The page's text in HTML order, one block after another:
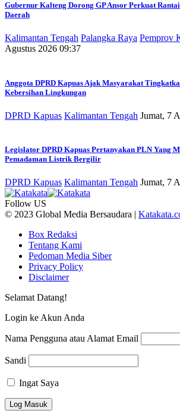
Gubernur Kalteng Dorong GP Ansor Perkuat
Daerah
Kalimantan Tengah Palangka Raya Pemprov
Agustus 2026 09:37
Anggota DPRD Kapuas Ajak Masyarakat
Kebersihan Lingkungan
DPRD Kapuas Kalimantan Tengah Jumat, 7
Legislator DPRD Kapuas Pertanyakan PLN Yang
Pemadaman Listrik Bergilir
DPRD Kapuas Kalimantan Tengah Jumat, 7
Follow US
© 2023 Global Media Bersaudara |
Box Redaksi
Tentang Kami
Pedoman Media Siber
Privacy Policy
Disclaimer
Selamat Datang!
Login ke Akun Anda
Nama Pengguna atau Alamat Email
Sandi
Ingat Saya